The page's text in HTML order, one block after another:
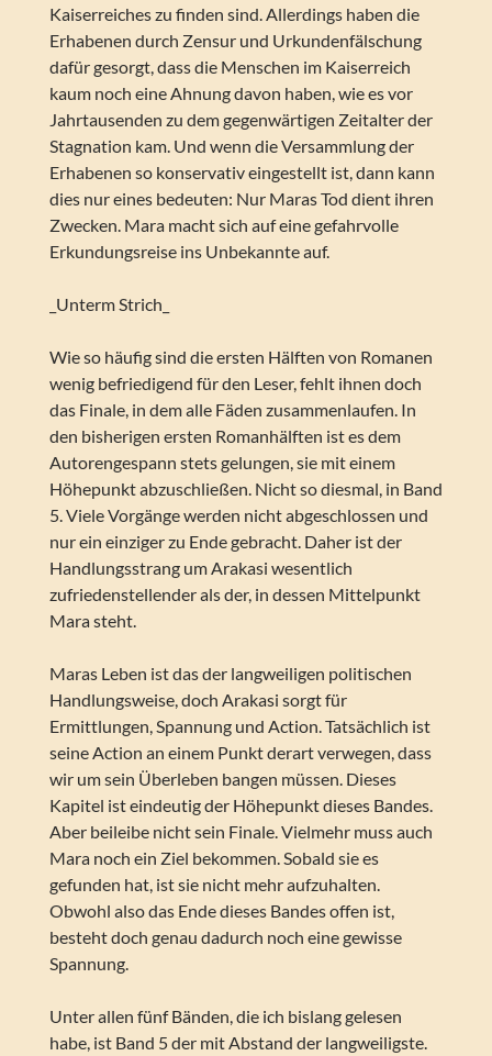
Kaiserreiches zu finden sind. Allerdings haben die
Erhabenen durch Zensur und Urkundenfälschung
dafür gesorgt, dass die Menschen im Kaiserreich
kaum noch eine Ahnung davon haben, wie es vor
Jahrtausenden zu dem gegenwärtigen Zeitalter der
Stagnation kam. Und wenn die Versammlung der
Erhabenen so konservativ eingestellt ist, dann kann
dies nur eines bedeuten: Nur Maras Tod dient ihren
Zwecken. Mara macht sich auf eine gefahrvolle
Erkundungsreise ins Unbekannte auf.
_Unterm Strich_
Wie so häufig sind die ersten Hälften von Romanen
wenig befriedigend für den Leser, fehlt ihnen doch
das Finale, in dem alle Fäden zusammenlaufen. In
den bisherigen ersten Romanhälften ist es dem
Autorengespann stets gelungen, sie mit einem
Höhepunkt abzuschließen. Nicht so diesmal, in Band
5. Viele Vorgänge werden nicht abgeschlossen und
nur ein einziger zu Ende gebracht. Daher ist der
Handlungsstrang um Arakasi wesentlich
zufriedenstellender als der, in dessen Mittelpunkt
Mara steht.
Maras Leben ist das der langweiligen politischen
Handlungsweise, doch Arakasi sorgt für
Ermittlungen, Spannung und Action. Tatsächlich ist
seine Action an einem Punkt derart verwegen, dass
wir um sein Überleben bangen müssen. Dieses
Kapitel ist eindeutig der Höhepunkt dieses Bandes.
Aber beileibe nicht sein Finale. Vielmehr muss auch
Mara noch ein Ziel bekommen. Sobald sie es
gefunden hat, ist sie nicht mehr aufzuhalten.
Obwohl also das Ende dieses Bandes offen ist,
besteht doch genau dadurch noch eine gewisse
Spannung.
Unter allen fünf Bänden, die ich bislang gelesen
habe, ist Band 5 der mit Abstand der langweiligste.